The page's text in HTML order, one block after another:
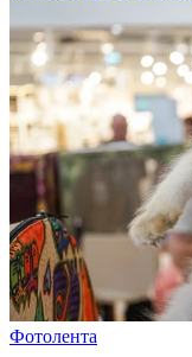
Фотолента